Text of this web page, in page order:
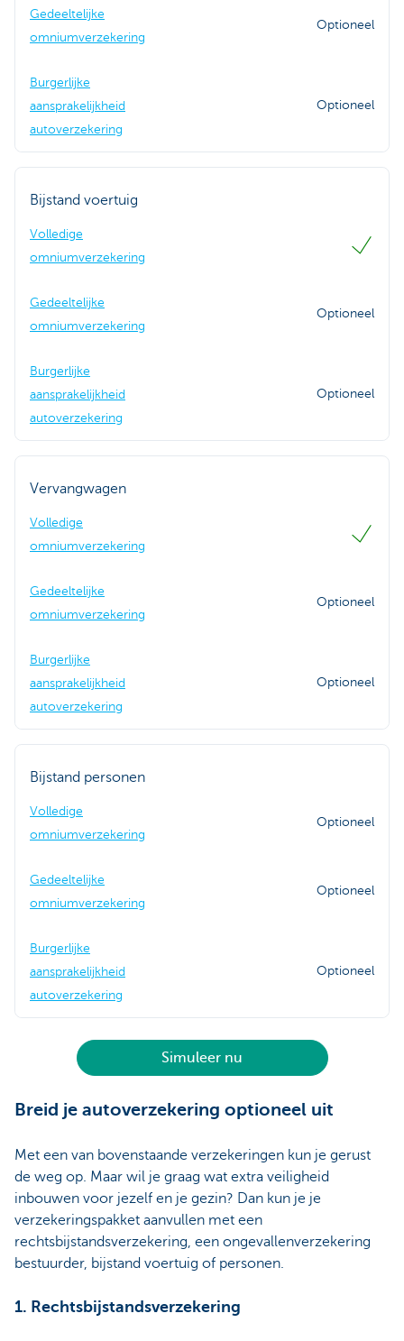
Gedeeltelijke
omniumverzekering
Optioneel
Burgerlijke
aansprakelijkheid
autoverzekering
Optioneel
Bijstand voertuig
Volledige
omniumverzekering
Gedeeltelijke
omniumverzekering
Optioneel
Burgerlijke
aansprakelijkheid
autoverzekering
Optioneel
Vervangwagen
Volledige
omniumverzekering
Gedeeltelijke
omniumverzekering
Optioneel
Burgerlijke
aansprakelijkheid
autoverzekering
Optioneel
Bijstand personen
Volledige
omniumverzekering
Optioneel
Gedeeltelijke
omniumverzekering
Optioneel
Burgerlijke
aansprakelijkheid
autoverzekering
Optioneel
Simuleer nu
Breid je autoverzekering optioneel uit
Met een van bovenstaande verzekeringen kun je gerust
de weg op. Maar wil je graag wat extra veiligheid
inbouwen voor jezelf en je gezin? Dan kun je je
verzekeringspakket aanvullen met een
rechtsbijstandsverzekering, een ongevallenverzekering
bestuurder, bijstand voertuig of personen.
1. Rechtsbijstandsverzekering